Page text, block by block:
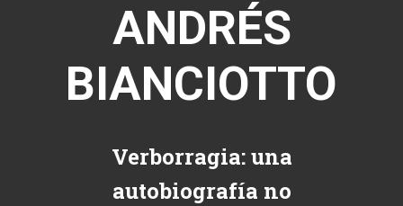
ANDRÉS
BIANCIOTTO
Verborragia: una
autobiografía no